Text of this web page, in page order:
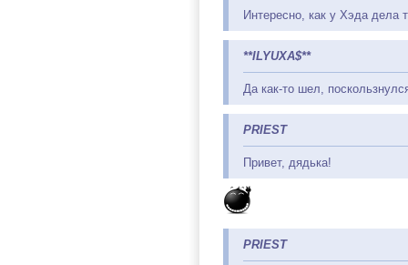
Интересно, как у Хэда дела
**ILYUXA$**
Да как-то шел,
PRIEST
Привет, дядька!
PRIEST